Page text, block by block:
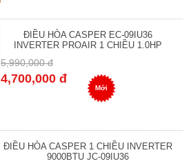
ĐIỀU HÒA CASPER EC-09IU36
INVERTER PROAIR 1 CHIỀU 1.0HP
5,990,000 đ
4,700,000 đ
Mới
ĐIỀU HÒA CASPER 1 CHIỀU INVERTER
9000BTU JC-09IU36